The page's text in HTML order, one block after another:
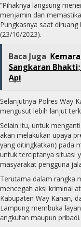
“Pihaknya langsung
menjamin dan
Pungkasnya saat
(23/10/2023).
Baca Juga
Sangkaran
Api
Selanjutnya Polres Way
mengusut lebih lanjut
Selain itu, untuk
akan melakukan upaya
yang ditingkatkan) pada
untuk terciptanya situasi
masyarakat pengguna
Terutama dalam rangka
mencegah aksi kriminal
Kabupaten Way Kanan,
Lampung membuka
angkutan maupun pribadi.